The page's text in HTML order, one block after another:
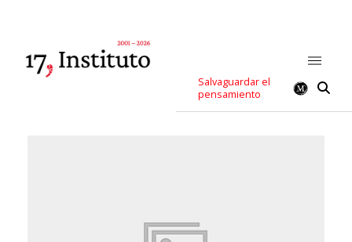
Salvaguardar el
pensamiento